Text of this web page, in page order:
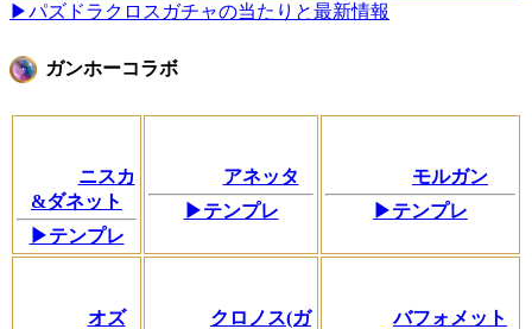
▶パズドラクロスガチャの当たりと最新情報
ガンホーコラボ
ニスカ
&ダネット
▶テンプレ
アネッタ
▶テンプレ
モルガン
▶テンプレ
オズ
クロノス(ガ
バフォメット